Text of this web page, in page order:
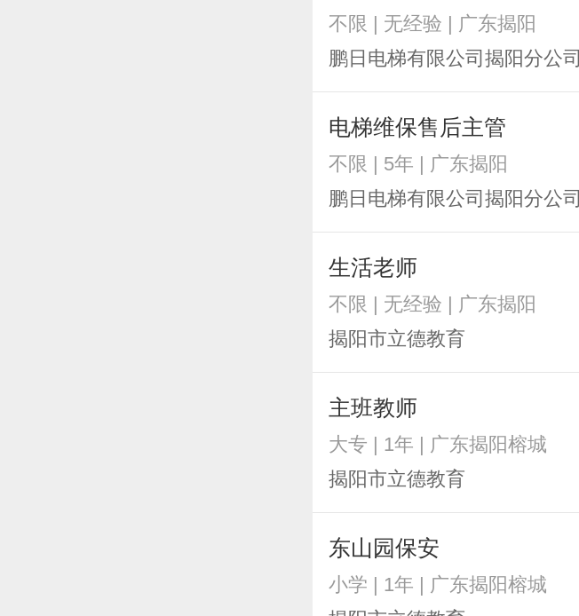
不限 | 无经验 | 广东揭阳
鹏日电梯有限公司揭阳分公司
电梯维保售后主管
不限 | 5年 | 广东揭阳
鹏日电梯有限公司揭阳分公司
生活老师
不限 | 无经验 | 广东揭阳
揭阳市立德教育
主班教师
大专 | 1年 | 广东揭阳榕城
揭阳市立德教育
东山园保安
小学 | 1年 | 广东揭阳榕城